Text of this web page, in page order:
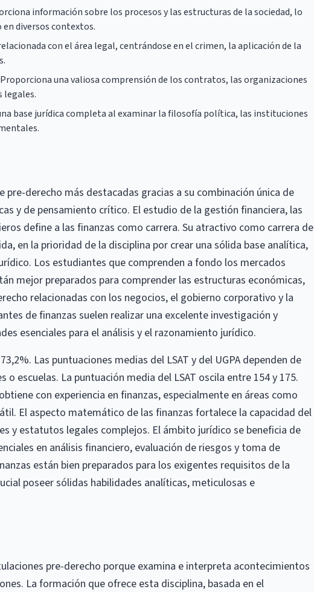
información sobre los procesos y las estructuras de la sociedad, lo
en diversos contextos.
con el área legal, centrándose en el crimen, la aplicación de la
Proporciona una valiosa comprensión de los contratos, las organizaciones
legales.
base jurídica completa al examinar la filosofía política, las instituciones
pre-derecho más destacadas gracias a su combinación única de
y de pensamiento crítico. El estudio de la gestión financiera, las
define a las finanzas como carrera. Su atractivo como carrera de
en la prioridad de la disciplina por crear una sólida base analítica,
Los estudiantes que comprenden a fondo los mercados
mejor preparados para comprender las estructuras económicas,
relacionadas con los negocios, el gobierno corporativo y la
de finanzas suelen realizar una excelente investigación y
esenciales para el análisis y el razonamiento jurídico.
Las puntuaciones medias del LSAT y del UGPA dependen de
o escuelas. La puntuación media del LSAT oscila entre 154 y 175.
con experiencia en finanzas, especialmente en áreas como
El aspecto matemático de las finanzas fortalece la capacidad del
y estatutos legales complejos. El ámbito jurídico se beneficia de
en análisis financiero, evaluación de riesgos y toma de
están bien preparados para los exigentes requisitos de la
poseer sólidas habilidades analíticas, meticulosas e
pre-derecho porque examina e interpreta acontecimientos
La formación que ofrece esta disciplina, basada en el